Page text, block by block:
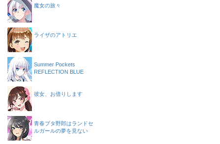
魔女の旅々
ライザのアトリエ
Summer Pockets
REFLECTION BLUE
彼女、お借りします
青春ブタ野郎はランドセ
ルガールの夢を見ない